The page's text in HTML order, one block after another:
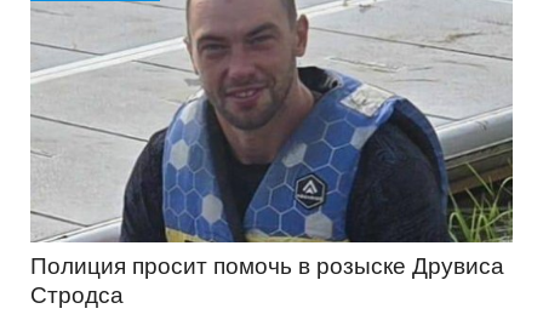
Полиция просит помочь в розыске Друвиса
Стродса